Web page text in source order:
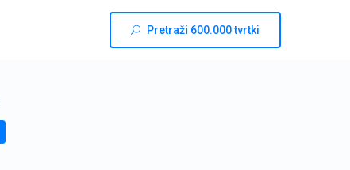
Pretraži 600.000 tvrtki